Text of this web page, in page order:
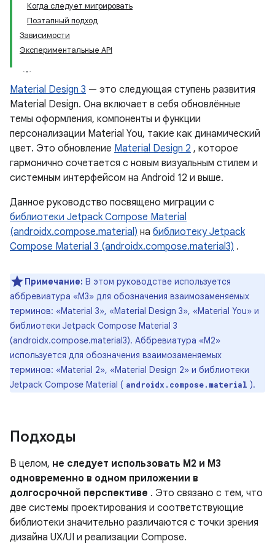
Когда следует мигрировать
Поэтапный подход
Зависимости
Экспериментальные API
Material Design 3 — это следующая ступень развития
Material Design. Она включает в себя обновлённые
темы оформления, компоненты и функции
персонализации Material You, такие как динамический
цвет. Это обновление Material Design 2 , которое
гармонично сочетается с новым визуальным стилем и
системным интерфейсом на Android 12 и выше.
Данное руководство посвящено миграции с
библиотеки Jetpack Compose Material
(androidx.compose.material) на библиотеку Jetpack
Compose Material 3 (androidx.compose.material3) .
Примечание: В этом руководстве используется
аббревиатура «M3» для обозначения взаимозаменяемых
терминов: «Material 3», «Material Design 3», «Material You» и
библиотеки Jetpack Compose Material 3
(androidx.compose.material3). Аббревиатура «M2»
используется для обозначения взаимозаменяемых
терминов: «Material 2», «Material Design 2» и библиотеки
Jetpack Compose Material ( androidx.compose.material ).
Подходы
В целом, не следует использовать M2 и M3
одновременно в одном приложении в
долгосрочной перспективе . Это связано с тем, что
две системы проектирования и соответствующие
библиотеки значительно различаются с точки зрения
дизайна UX/UI и реализации Compose.